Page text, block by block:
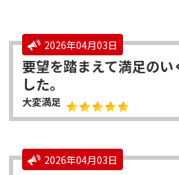
2026年04月03日
要望を踏まえて満足のい
した。
大変満足
2026年04月03日